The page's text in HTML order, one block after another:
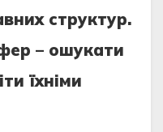
структур.
– ошукати
їхніми